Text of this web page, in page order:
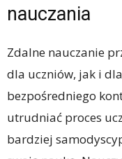
nauczania
Zdalne nauczanie
dla uczniów, jak i
bezpośredniego
utrudniać proces
bardziej